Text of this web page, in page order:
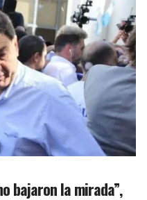
bajaron la mirada”,